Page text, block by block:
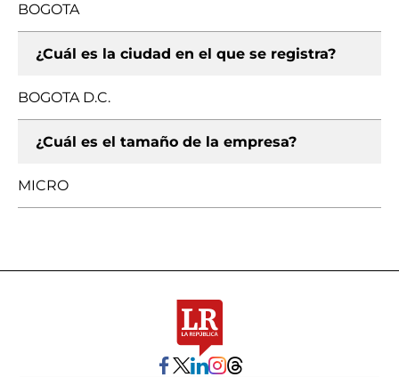
BOGOTA
¿Cuál es la ciudad en el que se registra?
BOGOTA D.C.
¿Cuál es el tamaño de la empresa?
MICRO